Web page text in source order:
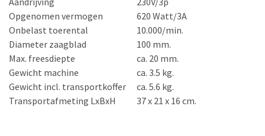
Opgenomen vermogen
620 Watt/3A
Onbelast toerental
10.000/min.
Diameter zaagblad
100 mm.
Max. freesdiepte
ca. 20 mm.
Gewicht machine
ca. 3.5 kg.
Gewicht incl. transportkoffer ca. 5.6 kg.
Transportafmeting LxBxH
37 x 21 x 16 cm.